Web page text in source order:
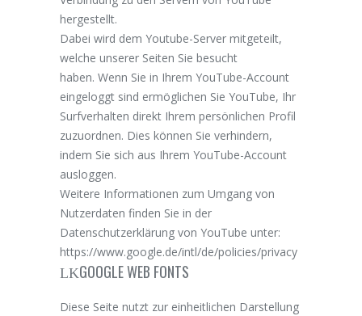
hergestellt.
Dabei wird dem Youtube-Server mitgeteilt,
welche unserer Seiten Sie besucht
haben. Wenn Sie in Ihrem YouTube-Account
eingeloggt sind ermöglichen Sie YouTube, Ihr
Surfverhalten direkt Ihrem persönlichen Profil
zuzuordnen. Dies können Sie verhindern,
indem Sie sich aus Ihrem YouTube-Account
ausloggen.
Weitere Informationen zum Umgang von
Nutzerdaten finden Sie in der
Datenschutzerklärung von YouTube unter:
https://www.google.de/intl/de/policies/privacy
GOOGLE WEB FONTS
Diese Seite nutzt zur einheitlichen Darstellung